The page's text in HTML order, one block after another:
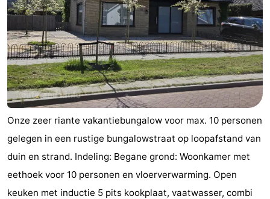
Duinoord
-
Duinweg
18
-
Kurhaus
-
Residentie
Soutelande
Campings
Chambre
d'hôtes
Chaumières
-
Onze zeer riante vakantiebungalow voor max. 10 personen
gelegen in een rustige bungalowstraat op loopafstand van
duin en strand. Indeling: Begane grond: Woonkamer met
eethoek voor 10 personen en vloerverwarming. Open
keuken met inductie 5 pits kookplaat, vaatwasser, combi